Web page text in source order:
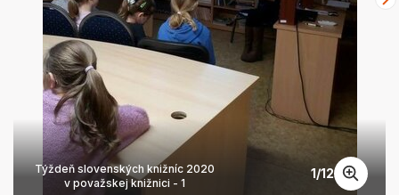
Týždeň slovenských knižníc 2020
v považskej knižnici - 1
1/12